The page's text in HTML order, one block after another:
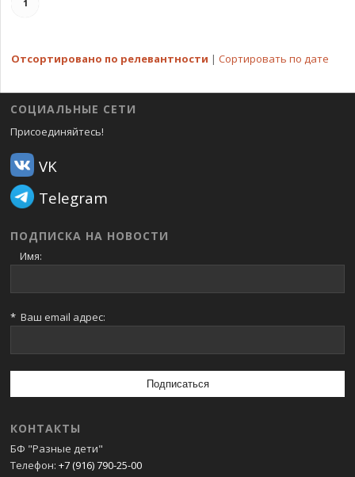
1
Отсортировано по релевантности | Сортировать по дате
СОЦИАЛЬНЫЕ СЕТИ
Присоединяйтесь!
VK
Telegram
ПОДПИСКА НА НОВОСТИ
Имя:
* Ваш email адрес:
КОНТАКТЫ
БФ "Разные дети"
Телефон: +7 (916) 790-25-00